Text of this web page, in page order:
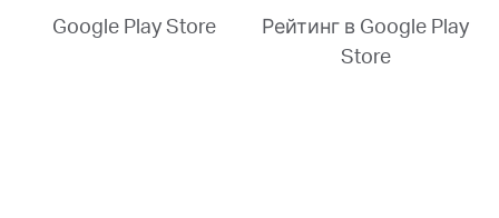
Google Play Store
Рейтинг в Google Play
Store